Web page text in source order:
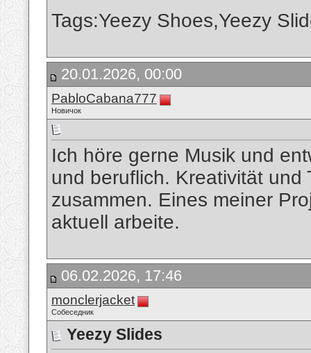
Tags:Yeezy Shoes,Yeezy
20.01.2026, 00:00
PabloCabana777
Новичок
Ich höre gerne Musik und
und beruflich. Kreativität und
zusammen. Eines meiner
aktuell arbeite.
06.02.2026, 17:46
monclerjacket
Собеседник
Yeezy Slides